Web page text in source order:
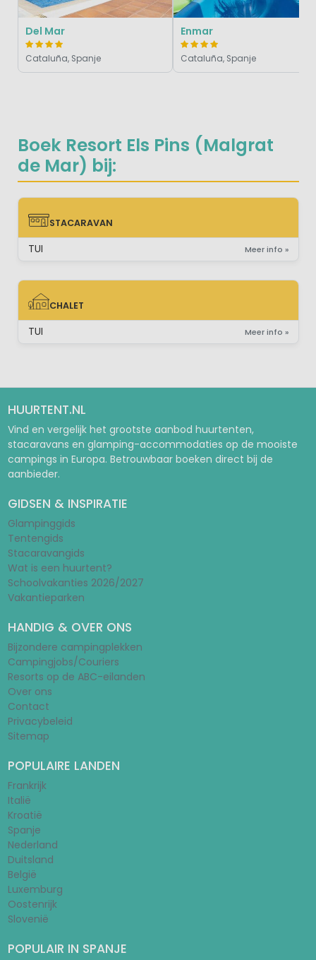
Boek Resort Els Pins (Malgrat
de Mar) bij:
STACARAVAN
STACARAVAN
TUI Meer info »
CHALET
CHALET
TUI Meer info »
Del Mar
Cataluña, Spanje
Enmar
Cataluña, Spanje
HUURTENT.NL
Vind en vergelijk het grootste aanbod huurtenten,
stacaravans en glamping-accommodaties op de mooiste
campings in Europa. Betrouwbaar boeken direct bij de
aanbieder.
GIDSEN & INSPIRATIE
Glampinggids
Tentengids
Stacaravangids
Wat is een huurtent?
Schoolvakanties 2026/2027
Vakantieparken
HANDIG & OVER ONS
Bijzondere campingplekken
Campingjobs/Couriers
Resorts op de ABC-eilanden
Over ons
Contact
Privacybeleid
Sitemap
POPULAIRE LANDEN
Frankrijk
Italië
Kroatië
Spanje
Nederland
Duitsland
België
Luxemburg
Oostenrijk
Slovenië
POPULAIR IN SPANJE